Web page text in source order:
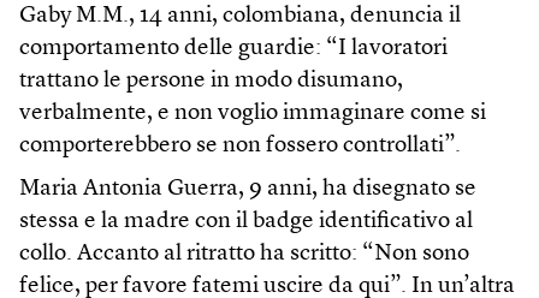
Gaby M.M., 14 anni, colombiana, denuncia il
comportamento delle guardie: “I lavoratori
trattano le persone in modo disumano,
verbalmente, e non voglio immaginare come si
comporterebbero se non fossero controllati”.
Maria Antonia Guerra, 9 anni, ha disegnato se
stessa e la madre con il badge identificativo al
collo. Accanto al ritratto ha scritto: “Non sono
felice, per favore fatemi uscire da qui”. In un’altra